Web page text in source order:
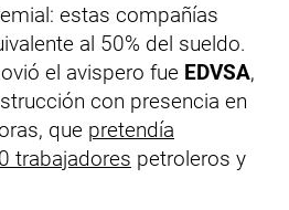
estas compañías
al 50% del sueldo.
el avispero fue EDVSA,
con presencia en
que pretendía
trabajadores petroleros y